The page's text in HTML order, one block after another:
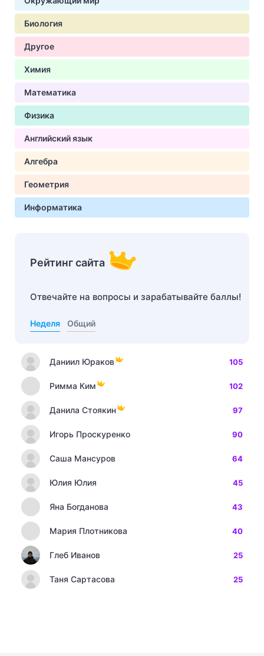
Биология
Другое
Химия
Математика
Физика
Английский язык
Алгебра
Геометрия
Информатика
Рейтинг сайта
Отвечайте на вопросы и зарабатывайте баллы!
Неделя Общий
Даниил Юраков 105
Римма Ким 102
Данила Стоякин 97
Игорь Проскуренко 90
Саша Мансуров 64
Юлия Юлия 45
Яна Богданова 43
Мария Плотникова 40
Глеб Иванов 25
Таня Сартасова 25